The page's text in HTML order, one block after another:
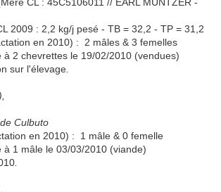
2009 : 2,2 kg/j pesé - TB = 32,2 - TP = 31,2
en 2010) : 2 mâles & 3 femelles
à 2 chevrettes le 19/02/2010 (vendues)
sur l'élevage
Culbuto
en 2010) : 1 mâle & 0 femelle
à 1 mâle le 03/03/2010 (viande)